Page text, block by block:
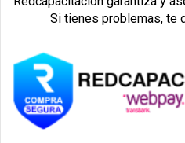
Si tienes problemas, te